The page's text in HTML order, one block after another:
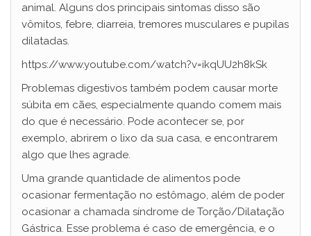
animal. Alguns dos principais sintomas disso são
vômitos, febre, diarreia, tremores musculares e pupilas
dilatadas.
https://www.youtube.com/watch?v=ikqUU2h8kSk
Problemas digestivos também podem causar morte
súbita em cães, especialmente quando comem mais
do que é necessário. Pode acontecer se, por
exemplo, abrirem o lixo da sua casa, e encontrarem
algo que lhes agrade.
Uma grande quantidade de alimentos pode
ocasionar fermentação no estômago, além de poder
ocasionar a chamada síndrome de Torção/Dilatação
Gástrica. Esse problema é caso de emergência, e o